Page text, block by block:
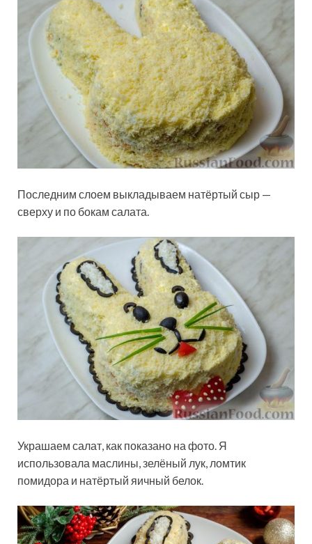
Последним слоем выкладываем натёртый сыр —
сверху и по бокам салата.
Украшаем салат, как показано на фото. Я
использовала маслины, зелёный лук, ломтик
помидора и натёртый яичный белок.